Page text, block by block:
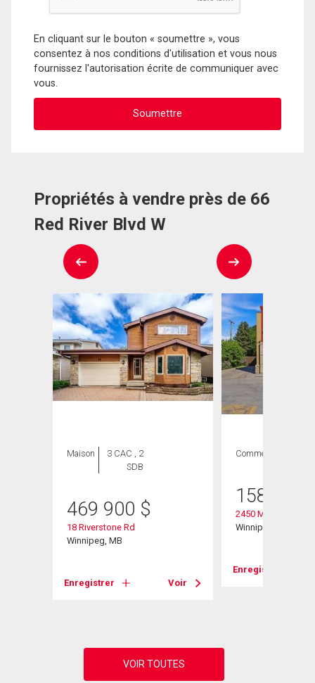
En cliquant sur le bouton « soumettre », vous
consentez à nos conditions d'utilisation et vous nous
fournissez l'autorisation écrite de communiquer avec
vous.
Propriétés à vendre près de 66
Red River Blvd W
Maison
3 CAC , 2
SDB
469 900 $
18 Riverstone Rd
Winnipeg, MB
Enregistrer Voir
Commercial
158 000
2450 Main St
Winnipeg, MB
Enregistrer